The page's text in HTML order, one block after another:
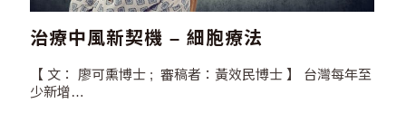
治療中風新契機 – 細胞療法
【 文： 廖可熏博士 ; 審稿者：黃效民博士 】 台灣每年至
少新增…